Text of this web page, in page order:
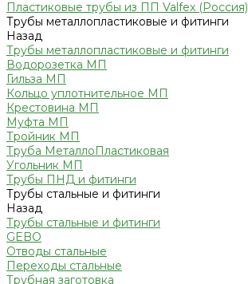
Пластиковые трубы из ПП Valfex (Россия)
Трубы металлопластиковые и фитинги
Назад
Трубы металлопластиковые и фитинги
Водорозетка МП
Гильза МП
Кольцо уплотнительное МП
Крестовина МП
Муфта МП
Тройник МП
Труба МеталлоПластиковая
Угольник МП
Трубы ПНД и фитинги
Трубы стальные и фитинги
Назад
Трубы стальные и фитинги
GEBO
Отводы стальные
Переходы стальные
Трубная заготовка